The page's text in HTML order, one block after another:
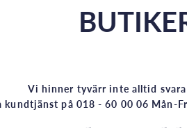
Vi hinner tyvärr inte alltid
kundtjänst på 018 - 60 00 06 Mån-